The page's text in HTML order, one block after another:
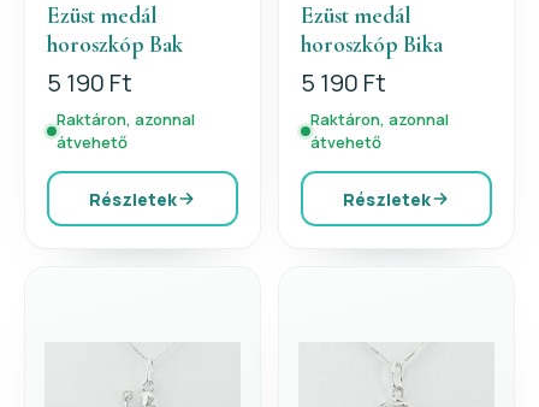
Ezüst medál
horoszkóp Bak
5 190 Ft
Raktáron, azonnal
átvehető
Részletek
Ezüst medál
horoszkóp Bika
5 190 Ft
Raktáron, azonnal
átvehető
Részletek